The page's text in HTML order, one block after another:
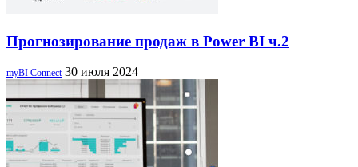
Прогнозирование продаж в Power BI ч.2
myBI Connect 30 июля 2024